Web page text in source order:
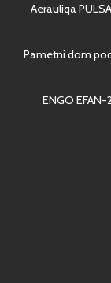
Aerauliqa
Pametni dom
ENGO